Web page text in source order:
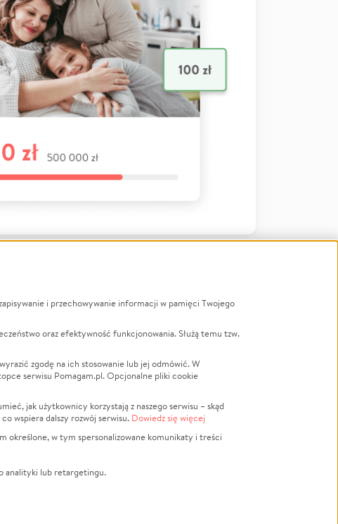
na
Finansowa
LGBTQ+
Powódź
Wichura
Religia
Edukacja
i przechowywanie informacji w pamięci Twojego
oraz efektywność funkcjonowania. Służą temu tzw.
zgodę na ich stosowanie lub jej odmówić. W
serwisu Pomagam.pl. Opcjonalne pliki cookie
jak użytkownicy korzystają z naszego serwisu – skąd
wspiera dalszy rozwój serwisu. Dowiedz się więcej
określone, w tym spersonalizowane komunikaty i treści
analityki lub retargetingu.